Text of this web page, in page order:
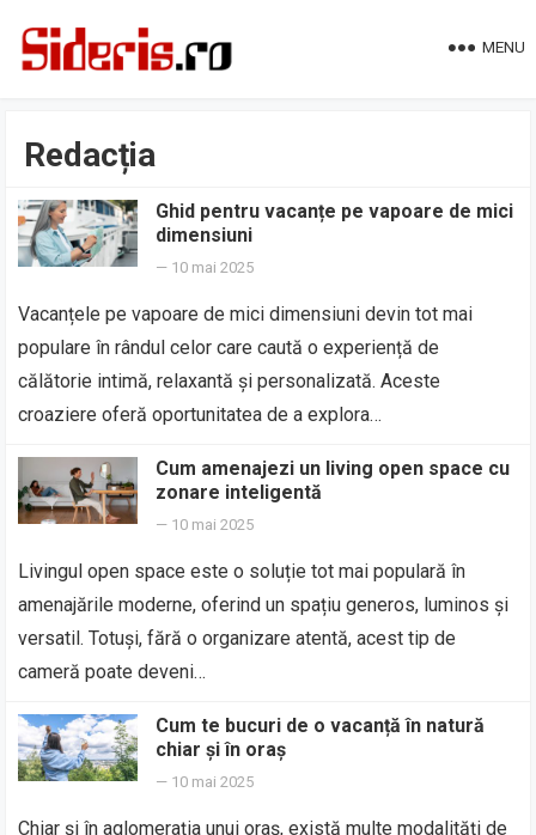
MENU
Redacția
Ghid pentru vacanțe pe vapoare de mici
dimensiuni
— 10 mai 2025
Vacanțele pe vapoare de mici dimensiuni devin tot mai
populare în rândul celor care caută o experiență de
călătorie intimă, relaxantă și personalizată. Aceste
croaziere oferă oportunitatea de a explora…
Cum amenajezi un living open space cu
zonare inteligentă
— 10 mai 2025
Livingul open space este o soluție tot mai populară în
amenajările moderne, oferind un spațiu generos, luminos și
versatil. Totuși, fără o organizare atentă, acest tip de
cameră poate deveni…
Cum te bucuri de o vacanță în natură
chiar și în oraș
— 10 mai 2025
Chiar și în aglomerația unui oraș, există multe modalități de